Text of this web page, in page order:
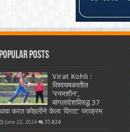
Popular Posts
Virat Kohli :
विश्वचषकातील
‘रनमशीन’,
बांगलादेशविरुद्ध 37
करत कोहलीने केला ‘विराट’ पराक्रम
June 22, 2024 37,824